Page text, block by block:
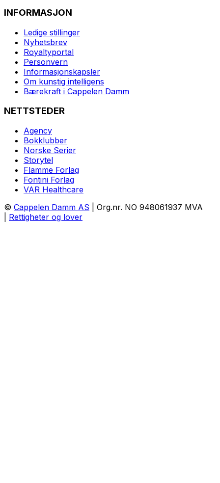
INFORMASJON
Ledige stillinger
Nyhetsbrev
Royaltyportal
Personvern
Informasjonskapsler
Om kunstig intelligens
Bærekraft i Cappelen Damm
NETTSTEDER
Agency
Bokklubber
Norske Serier
Storytel
Flamme Forlag
Fontini Forlag
VAR Healthcare
© Cappelen Damm AS | Org.nr. NO 948061937 MVA
Rettigheter og lover